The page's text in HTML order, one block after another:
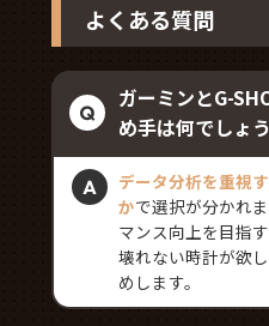
よくある質問
ガーミンとG-
め手は何でしょ
データ分析を重視
かで選択が分かれ
マンス向上を目指
壊れない時計が欲
めします。